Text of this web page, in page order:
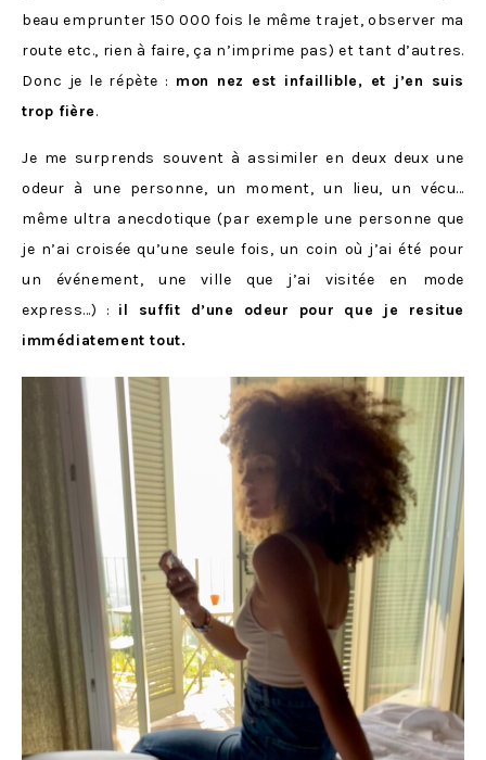
beau emprunter 150 000 fois le même trajet, observer ma
route etc., rien à faire, ça n’imprime pas) et tant d’autres.
Donc je le répète : mon nez est infaillible, et j’en suis
trop fière.
Je me surprends souvent à assimiler en deux deux une
odeur à une personne, un moment, un lieu, un vécu…
même ultra anecdotique (par exemple une personne que
je n’ai croisée qu’une seule fois, un coin où j’ai été pour
un événement, une ville que j’ai visitée en mode
express…) : il suffit d’une odeur pour que je resitue
immédiatement tout.